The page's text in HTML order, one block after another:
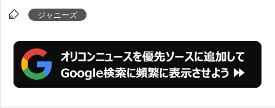
ことを発表した。
ジャニーズ